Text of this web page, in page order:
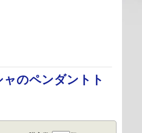
のペンダントト